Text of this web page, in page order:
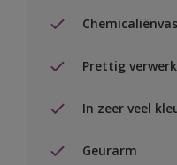
Prettig
In zeer veel
Geurarm